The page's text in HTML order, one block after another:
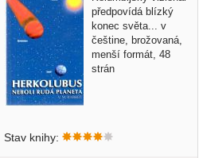
předpovídá blízký
konec světa... v
češtine, brožovaná,
menší formát, 48
strán
Stav knihy: